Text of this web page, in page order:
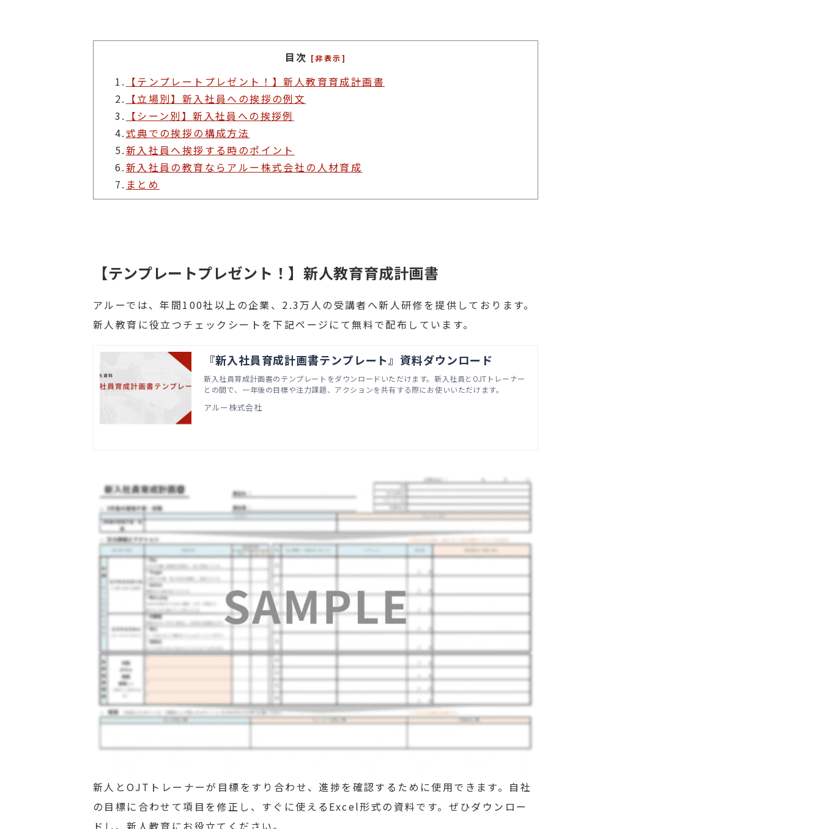
目次 [非表示]
1. 【テンプレートプレゼント！】新人教育育成計画書
2. 【立場別】新入社員への挨拶の例文
3. 【シーン別】新入社員への挨拶例
4.式典での挨拶の構成方法
5.新入社員へ挨拶する時のポイント
6.新入社員の教育ならアルー株式会社の人材育成
7. まとめ
【テンプレートプレゼント！】新人教育育成計画書
アルーでは、年間100社以上の企業、2.3万人の受講者へ新人研修を提供しております。
新人教育に役立つチェックシートを下記ページにて無料で配布しています。
『新入社員育成計画書テンプレート』資料ダウンロード
新入社員育成計画書のテンプレートをダウンロードいただけます。新入社員とOJTトレーナー
との間で、一年後の目標や注力課題、アクションを共有する際にお使いいただけます。
アルー株式会社
新人とOJTトレーナーが目標をすり合わせ、進捗を確認するために使用できます。自社
の目標に合わせて項目を修正し、すぐに使えるExcel形式の資料です。ぜひダウンロー